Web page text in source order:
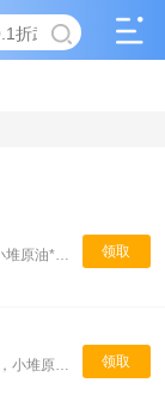
领取
礼包详情：1元真充卡*5，银质计划书*5，小堆原油*1，训练指南合集*1
领取